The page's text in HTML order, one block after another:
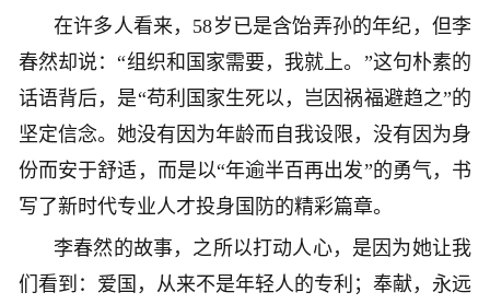
在许多人看来，58岁已是含饴弄孙的年纪，但李
春然却说：“组织和国家需要，我就上。”这句朴素的
话语背后，是“苟利国家生死以，岂因祸福避趋之”的
坚定信念。她没有因为年龄而自我设限，没有因为身
份而安于舒适，而是以“年逾半百再出发”的勇气，书
写了新时代专业人才投身国防的精彩篇章。
李春然的故事，之所以打动人心，是因为她让我
们看到：爱国，从来不是年轻人的专利；奉献，永远